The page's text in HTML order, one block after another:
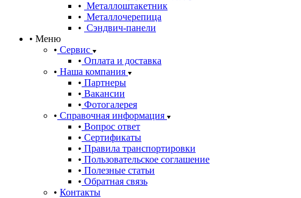
Металлоштакетник
Металлочерепица
Сэндвич-панели
Меню
Сервис
Оплата и доставка
Наша компания
Партнеры
Вакансии
Фотогалерея
Справочная информация
Вопрос ответ
Сертификаты
Правила транспортировки
Пользовательское соглашение
Полезные статьи
Обратная связь
Контакты